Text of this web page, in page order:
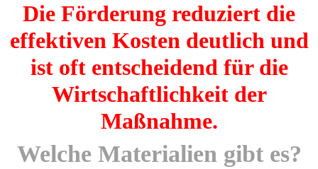
Die Förderung reduziert die
effektiven Kosten deutlich und
ist oft entscheidend für die
Wirtschaftlichkeit der
Maßnahme.
Welche Materialien gibt es?